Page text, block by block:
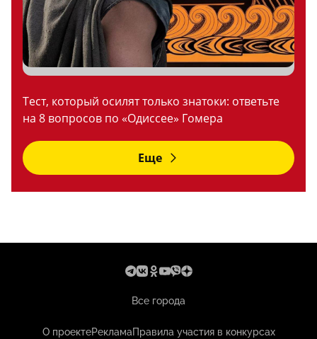
Тест, который осилят только знатоки: ответьте
на 8 вопросов по «Одиссее» Гомера
Еще
Все города
О проектеРекламаПравила участия в конкурсах